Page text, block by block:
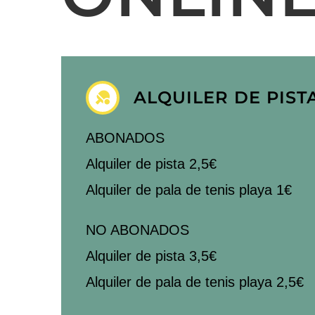
ALQUILER DE
ABONADOS
Alquiler de pista 2,5€
Alquiler de pala de tenis playa 1€
NO ABONADOS
Alquiler de pista 3,5€
Alquiler de pala de tenis playa 2,5€